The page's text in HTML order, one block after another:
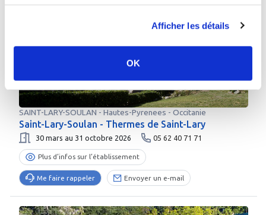
Afficher les détails
OK
SAINT-LARY-SOULAN - Hautes-Pyrenees - Occitanie
Saint-Lary-Soulan - Thermes de Saint-Lary
30 mars au 31 octobre 2026 05 62 40 71 71
Plus d’infos sur l’établissement
Me faire rappeler Envoyer un e-mail